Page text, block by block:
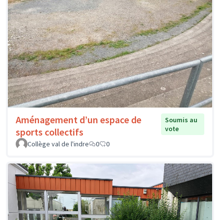
Aménagement d’un espace de
sports collectifs
Soumis au
vote
Collège val de l'indre
0 0